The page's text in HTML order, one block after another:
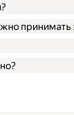
принимать